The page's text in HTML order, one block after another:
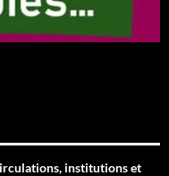
institutions et